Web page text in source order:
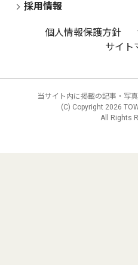
採用情報
個人情報保護方針
サイト
当サイト内に掲載の記事・写
(C) Copyright 2026
All Rights